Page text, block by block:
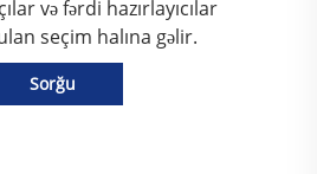
və fərdi hazırlayıcılar
seçim halına gəlir.
Sorğu